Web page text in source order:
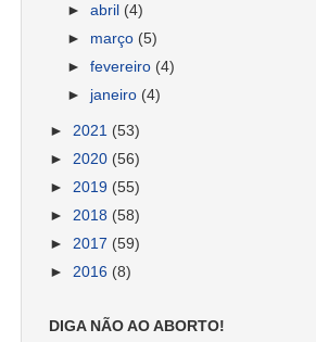
►abril (4)
► março (5)
►fevereiro (4)
► janeiro (4)
► 2021 (53)
► 2020 (56)
► 2019 (55)
► 2018 (58)
► 2017 (59)
► 2016 (8)
DIGA NÃO AO ABORTO!